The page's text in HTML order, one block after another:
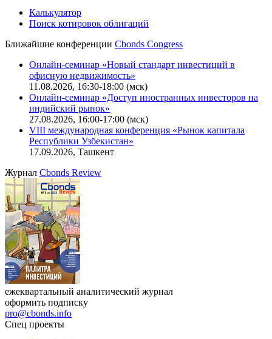
Калькулятор
Поиск котировок облигаций
Ближайшие конференции Cbonds Congress
Онлайн-семинар «Новый стандарт инвестиций в
офисную недвижимость»
11.08.2026, 16:30-18:00 (мск)
Онлайн-семинар «Доступ иностранных инвесторов на
индийский рынок»
27.08.2026, 16:00-17:00 (мск)
VIII международная конференция «Рынок капитала
Республики Узбекистан»
17.09.2026, Ташкент
Журнал Cbonds Review
ежеквартальный аналитический журнал
оформить подписку
pro@cbonds.info
Спец проекты